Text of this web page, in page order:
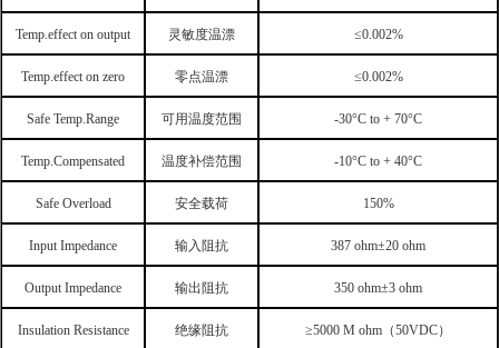
Temp.effect on output 灵敏度温漂 ≤0.002%
Temp.effect on zero 零点温漂 ≤0.002%
Safe Temp.Range 可用温度范围 -30°C to + 70°C
Temp.Compensated 温度补偿范围 -10°C to + 40°C
Safe Overload 安全载荷 150%
Input Impedance 输入阻抗 387 ohm±20 ohm
Output Impedance 输出阻抗 350 ohm±3 ohm
Insulation Resistance 绝缘阻抗 ≥5000 M ohm （50VDC）